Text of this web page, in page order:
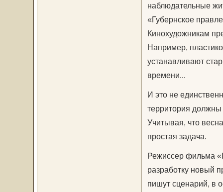
наблюдательные
«Губернское
Кинохудожникам
Например,
устанавливают
времени...
И это не
территория должны
Учитывая, что
простая задача.
Режиссер фильма
разработку новый
пишут сценарий, в